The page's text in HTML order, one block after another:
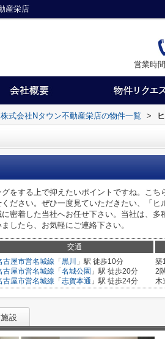
産栄店
営業時
株式会社Nタウン不動産栄店の物件一覧 >
をする上で抑えたいポイントですね。こ
ださい。ぜひ一度見ていただきたい、「
密着した当社へお任せ下さい。当社は、
したら、お気軽にご連絡下さい。
交通
古屋市営名城線 「 黒川
」駅 徒歩10分
古屋市営名城線 「 名城公園 」駅 徒歩20分
古屋市営名城線 「 志賀本通 」駅 徒歩24分
築
2
木
設